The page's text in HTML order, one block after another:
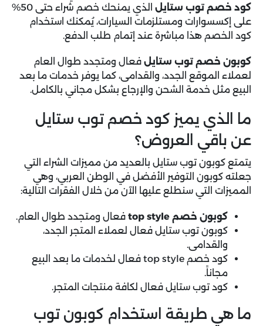
كود خصم توب ستايل
الذي يمنحك خصم شراء حتى 50%
على إكسسوارات ومستلزمات السيارات، يُمكنك استخدام
كود الخصم هذا مباشرة عند إتمام طلب الدفع.
كوبون خصم توب ستايل فعال ومتجدد طوال العام
لعملاء الموقع الجدد، والقدامى، كما يوفر خدمات ما بعد
البيع مثل خدمة الشحن والإرجاع بشكل مجاني بالكامل.
ما الذي يميز كود خصم توب ستايل
عن باقي العروض؟
يتمتع كوبون توب ستايل بالعديد من مميزات الشراء التي
جعلته كوبون التوفير الأفضل في الوطن العربي، وهي
المميزات التي سنطلع عليها الآن من خلال الفقرات التالية:
كوبون خصم top style
فعال ومتجدد طوال العام.
كوبون توب ستايل فعال لعملاء المتجر الجدد،
والقدامى.
كود خصم top style فعال لخدمات ما بعد البيع
مجاناً.
كود توب ستايل فعال لكافة منتجات المتجر.
ما هي طريقة استخدام كوبون توب